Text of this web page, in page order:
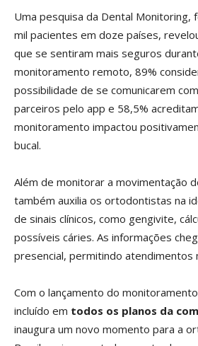
Uma pesquisa da Dental Monitoring,
mil pacientes em doze países,
que se sentiram mais seguros
monitoramento remoto, 89%
possibilidade de se comunicarem
parceiros pelo app e 58,5%
monitoramento impactou
bucal.
Além de monitorar a movimentação
também auxilia os ortodontistas na
de sinais clínicos, como gengivite,
possíveis cáries. As informações
presencial, permitindo atendimentos
Com o lançamento do
incluído em todos os planos da
inaugura um novo momento para a